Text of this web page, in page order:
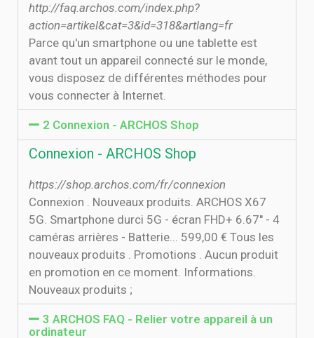
http://faq.archos.com/index.php?
action=artikel&cat=3&id=318&artlang=fr
Parce qu'un smartphone ou une tablette est
avant tout un appareil connecté sur le monde,
vous disposez de différentes méthodes pour
vous connecter à Internet.
2 Connexion - ARCHOS Shop
Connexion - ARCHOS Shop
https://shop.archos.com/fr/connexion
Connexion . Nouveaux produits. ARCHOS X67
5G. Smartphone durci 5G - écran FHD+ 6.67'' - 4
caméras arrières - Batterie... 599,00 € Tous les
nouveaux produits . Promotions . Aucun produit
en promotion en ce moment. Informations.
Nouveaux produits ;
3 ARCHOS FAQ - Relier votre appareil à un
ordinateur